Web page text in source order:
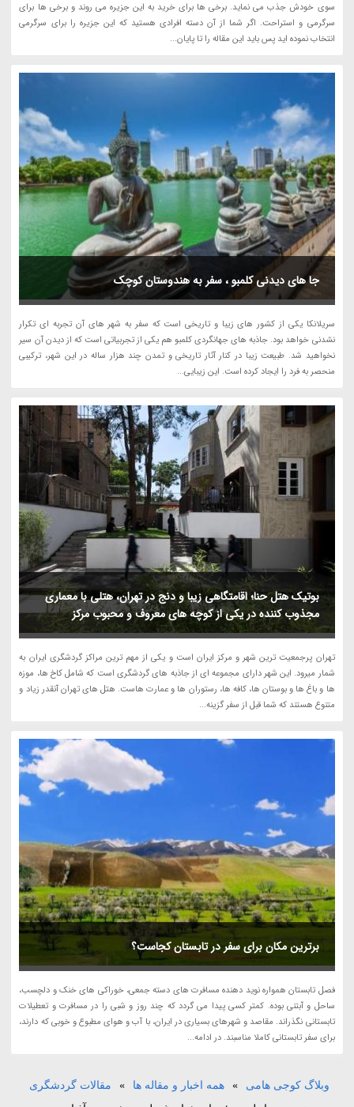
سوی خودش جذب می نماید. برخی ها برای خرید به این جزیره می روند و برخی ها برای
سرگرمی و استراحت. اگر شما از آن دسته افرادی هستید که این جزیره را برای سرگرمی
انتخاب نموده اید پس باید این مقاله را تا پایان...
جا های دیدنی کلمبو ، سفر به هندوستان کوچک
سریلانکا یکی از کشور های زیبا و تاریخی است که سفر به شهر های آن تجربه ای تکرار
نشدنی خواهد بود. جاذبه های جهانگردی کلمبو هم یکی از تجربیاتی است که از دیدن آن سیر
نخواهید شد. طبیعت زیبا در کنار آثار تاریخی و تمدن چند هزار ساله در این شهر، ترکیبی
منحصر به فرد را ایجاد کرده است. این زیبایی...
بوتیک هتل حنا؛ اقامتگاهی زیبا و دنج در تهران، هتلی با معماری
مجذوب کننده در یکی از کوچه های معروف و محبوب مرکز
تهران پرجمعیت ترین شهر و مرکز ایران است و یکی از مهم ترین مراکز گردشگری ایران به
شمار میرود. این شهر دارای مجموعه ای از جاذبه های گردشگری است که شامل کاخ ها، موزه
ها و باغ ها و بوستان ها، کافه ها، رستوران ها و عمارت هاست. هتل های تهران آنقدر زیاد و
متنوع هستند که شما قبل از سفر گزینه...
برترین مکان برای سفر در تابستان کجاست؟
فصل تابستان همواره نوید دهنده مسافرت های دسته جمعی، خوراکی های خنک و دلچسب،
ساحل و آبتنی بوده. کمتر کسی پیدا می گردد که چند روز و شبی را در مسافرت و تعطیلات
تابستانی نگذراند. مقاصد و شهرهای بسیاری در ایران، با آب و هوای مطبوع و خوبی که دارند،
برای سفر تابستانی کاملا مناسبند. در ادامه...
وبلاگ کوجی هامی » همه اخبار و مقاله ها »
مقالات گردشگری